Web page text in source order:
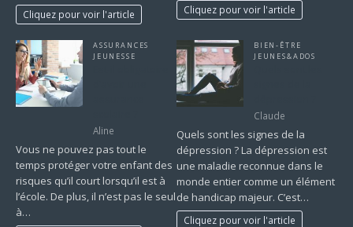
Cliquez pour voir l'article Cliquez pour voir l'article
ASSURANCES
JEUNESSE
Aline
Vous ne pouvez pas tout le
temps protéger votre enfant des
risques qu’il court lorsqu’il est à
l’école. De plus, il n’est pas le seul
à…
BIEN-ÊTRE
JEUNES&ADOS
Claude
Quels sont les signes de la
dépression ? La dépression est
une maladie reconnue dans le
monde entier comme un élément
de handicap majeur. C’est…
Cliquez pour voir l'article